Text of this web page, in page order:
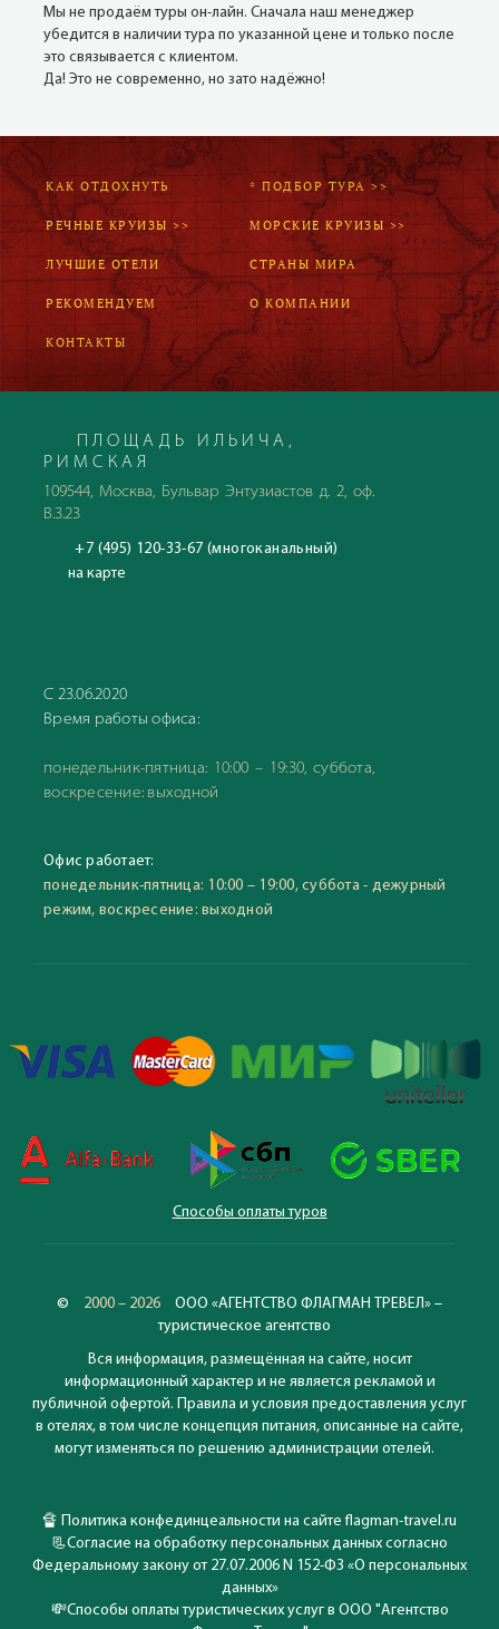
Мы не продаём туры он-лайн. Сначала наш менеджер
убедится в наличии тура по указанной цене и только после
это связывается с клиентом.
Да! Это не современно, но зато надёжно!
КАК ОТДОХНУТЬ * ПОДБОР ТУРА >>
РЕЧНЫЕ КРУИЗЫ >> МОРСКИЕ КРУИЗЫ >>
ЛУЧШИЕ ОТЕЛИ СТРАНЫ МИРА
РЕКОМЕНДУЕМ О КОМПАНИИ
КОНТАКТЫ
ПЛОЩАДЬ ИЛЬИЧА,
РИМСКАЯ
109544, Москва, Бульвар Энтузиастов д. 2, оф.
В.3.23
+7 (495) 120-33-67 (многоканальный)
на карте
С 23.06.2020
Время работы офиса:
понедельник-пятница: 10:00 – 19:30, суббота,
воскресение: выходной
Офис работает:
понедельник-пятница: 10:00 – 19:00, суббота - дежурный
режим, воскресение: выходной
Способы оплаты туров
© 2000 – 2026
ООО «АГЕНТСТВО ФЛАГМАН ТРЕВЕЛ» –
туристическое агентство
Вся информация, размещённая на сайте, носит
информационный характер и не является рекламой и
публичной офертой. Правила и условия предоставления услуг
в отелях, в том числе концепция питания, описанные на сайте,
могут изменяться по решению администрации отелей.
🔏 Политика конфединцеальности на сайте flagman-travel.ru
📃Согласие на обработку персональных данных согласно
Федеральному закону от 27.07.2006 N 152-ФЗ «О персональных
данных»
💸Способы оплаты туристических услуг в ООО "Агентство